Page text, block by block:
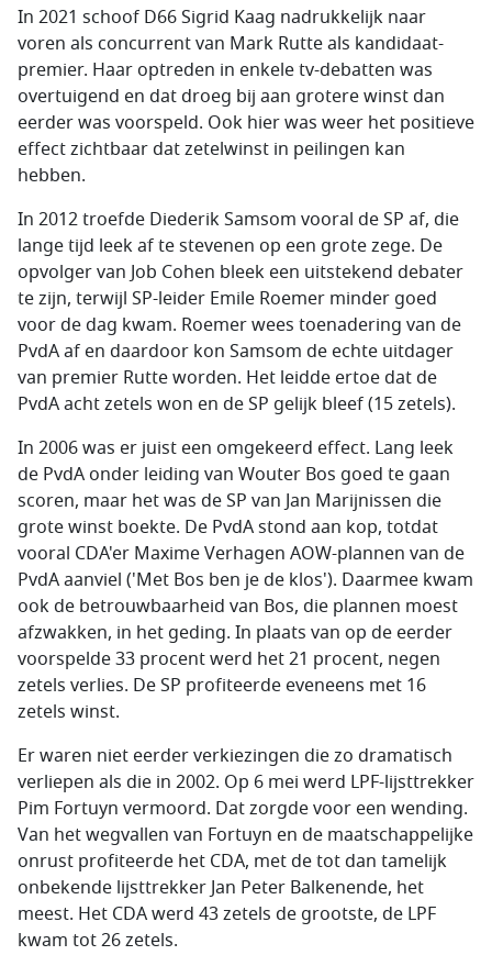
In 2021 schoof D66 Sigrid Kaag nadrukkelijk naar
voren als concurrent van Mark Rutte als kandidaat-
premier. Haar optreden in enkele tv-debatten was
overtuigend en dat droeg bij aan grotere winst dan
eerder was voorspeld. Ook hier was weer het positieve
effect zichtbaar dat zetelwinst in peilingen kan
hebben.
In 2012 troefde Diederik Samsom vooral de SP af, die
lange tijd leek af te stevenen op een grote zege. De
opvolger van Job Cohen bleek een uitstekend debater
te zijn, terwijl SP-leider Emile Roemer minder goed
voor de dag kwam. Roemer wees toenadering van de
PvdA af en daardoor kon Samsom de echte uitdager
van premier Rutte worden. Het leidde ertoe dat de
PvdA acht zetels won en de SP gelijk bleef (15 zetels).
In 2006 was er juist een omgekeerd effect. Lang leek
de PvdA onder leiding van Wouter Bos goed te gaan
scoren, maar het was de SP van Jan Marijnissen die
grote winst boekte. De PvdA stond aan kop, totdat
vooral CDA'er Maxime Verhagen AOW-plannen van de
PvdA aanviel ('Met Bos ben je de klos'). Daarmee kwam
ook de betrouwbaarheid van Bos, die plannen moest
afzwakken, in het geding. In plaats van op de eerder
voorspelde 33 procent werd het 21 procent, negen
zetels verlies. De SP profiteerde eveneens met 16
zetels winst.
Er waren niet eerder verkiezingen die zo dramatisch
verliepen als die in 2002. Op 6 mei werd LPF-lijsttrekker
Pim Fortuyn vermoord. Dat zorgde voor een wending.
Van het wegvallen van Fortuyn en de maatschappelijke
onrust profiteerde het CDA, met de tot dan tamelijk
onbekende lijsttrekker Jan Peter Balkenende, het
meest. Het CDA werd 43 zetels de grootste, de LPF
kwam tot 26 zetels.